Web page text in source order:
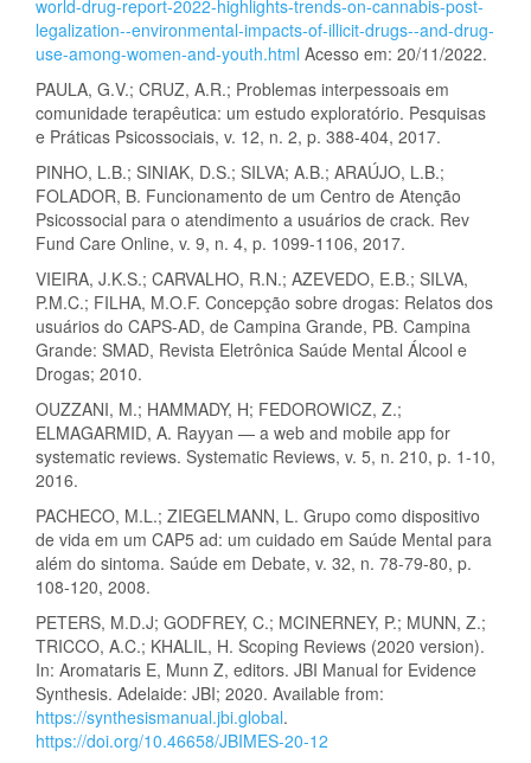
world-drug-report-2022-highlights-trends-on-cannabis-post-
legalization--environmental-impacts-of-illicit-drugs--and-drug-
use-among-women-and-youth.html Acesso em: 20/11/2022.
PAULA, G.V.; CRUZ, A.R.; Problemas interpessoais em
comunidade terapêutica: um estudo exploratório. Pesquisas
e Práticas Psicossociais, v. 12, n. 2, p. 388-404, 2017.
PINHO, L.B.; SINIAK, D.S.; SILVA; A.B.; ARAÚJO, L.B.;
FOLADOR, B. Funcionamento de um Centro de Atenção
Psicossocial para o atendimento a usuários de crack. Rev
Fund Care Online, v. 9, n. 4, p. 1099-1106, 2017.
VIEIRA, J.K.S.; CARVALHO, R.N.; AZEVEDO, E.B.; SILVA,
P.M.C.; FILHA, M.O.F. Concepção sobre drogas: Relatos dos
usuários do CAPS-AD, de Campina Grande, PB. Campina
Grande: SMAD, Revista Eletrônica Saúde Mental Álcool e
Drogas; 2010.
OUZZANI, M.; HAMMADY, H; FEDOROWICZ, Z.;
ELMAGARMID, A. Rayyan — a web and mobile app for
systematic reviews. Systematic Reviews, v. 5, n. 210, p. 1-10,
2016.
PACHECO, M.L.; ZIEGELMANN, L. Grupo como dispositivo
de vida em um CAP5 ad: um cuidado em Saúde Mental para
além do sintoma. Saúde em Debate, v. 32, n. 78-79-80, p.
108-120, 2008.
PETERS, M.D.J; GODFREY, C.; MCINERNEY, P.; MUNN, Z.;
TRICCO, A.C.; KHALIL, H. Scoping Reviews (2020 version).
In: Aromataris E, Munn Z, editors. JBI Manual for Evidence
Synthesis. Adelaide: JBI; 2020. Available from:
https://synthesismanual.jbi.global.
https://doi.org/10.46658/JBIMES-20-12